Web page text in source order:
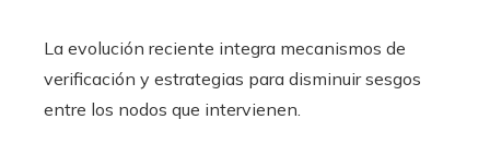
La evolución reciente integra mecanismos de
verificación y estrategias para disminuir sesgos
entre los nodos que intervienen.